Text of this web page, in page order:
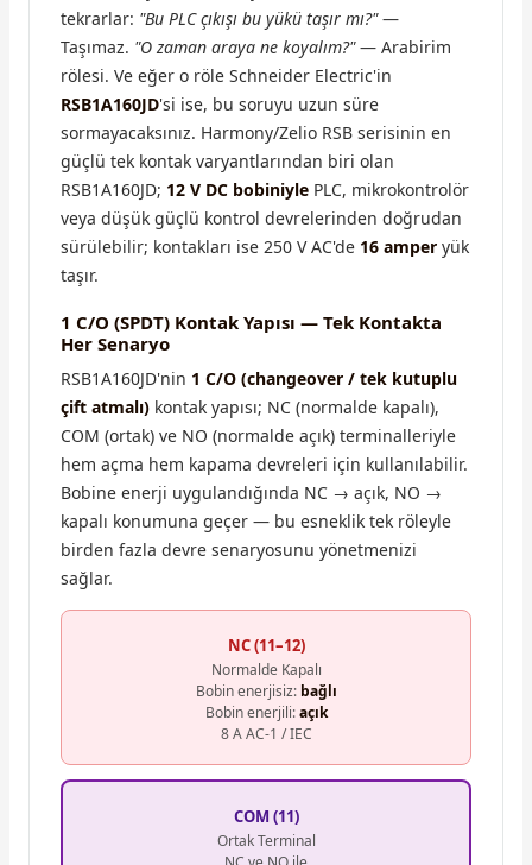
tekrarlar: "Bu PLC çıkışı bu yükü taşır mı?"—
Taşımaz. "O zaman araya ne koyalım?"— Arabirim
rölesi. Ve eğer o röle Schneider Electric'in
RSB1A160JD'si ise, bu soruyu uzun süre
sormayacaksınız. Harmony/Zelio RSB serisinin en
güçlü tek kontak varyantlarından biri olan
RSB1A160JD; 12 V DC bobiniyle PLC, mikrokontrolör
veya düşük güçlü kontrol devrelerinden doğrudan
sürülebilir; kontakları ise 250 V AC'de 16 amper yük
taşır.
1 C/O (SPDT) Kontak Yapısı — Tek Kontakta
Her Senaryo
RSB1A160JD'nin 1 C/O (changeover / tek kutuplu
çift atmalı) kontak yapısı; NC (normalde kapalı),
COM (ortak) ve NO (normalde açık) terminalleriyle
hem açma hem kapama devreleri için kullanılabilir.
Bobine enerji uygulandığında NC → açık, NO →
kapalı konumuna geçer — bu esneklik tek röleyle
birden fazla devre senaryosunu yönetmenizi
sağlar.
NC (11–12)
Normalde Kapalı
Bobin enerjisiz: bağlı
Bobin enerjili:açık
8 A AC-1 / IEC
COM (11)
Ortak Terminal